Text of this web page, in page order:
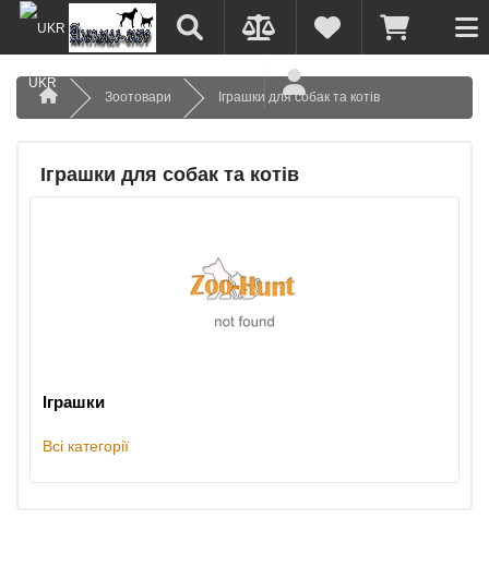
UKR
Зоотовари
Іграшки для собак та котів
Іграшки для собак та котів
Іграшки
Всі категорії